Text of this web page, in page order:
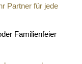
Familienfeier